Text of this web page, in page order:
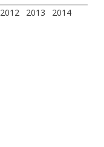
2012 2013
2014